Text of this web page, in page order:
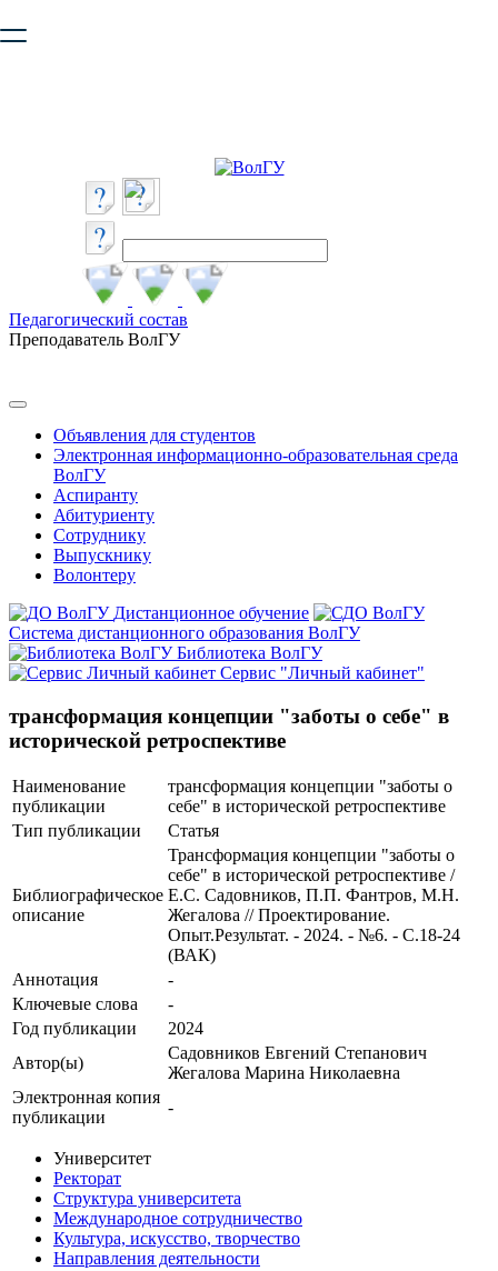
безопасную работу с сайтом. Пожалуйста
Педагогический состав
Преподаватель ВолГУ
Объявления для студентов
Электронная информационно-образовательная среда
ВолГУ
Аспиранту
Абитуриенту
Сотруднику
Выпускнику
Волонтеру
Дистанционное обучение
Система дистанционного образования ВолГУ
Библиотека ВолГУ
Сервис "Личный кабинет"
трансформация концепции "заботы о себе" в
исторической ретроспективе
Наименование
публикации
трансформация концепции "заботы о
себе" в исторической ретроспективе
Тип публикации
Статья
Библиографическое
описание
Трансформация концепции "заботы о
себе" в исторической ретроспективе /
Е.С. Садовников, П.П. Фантров, М.Н.
Жегалова // Проектирование.
Опыт.Результат. - 2024. - №6. - С.18-24
(ВАК)
Аннотация
-
Ключевые cлова
-
Год публикации
2024
Автор(ы)
Садовников Евгений Степанович
Жегалова Марина Николаевна
Электронная копия
публикации
-
Университет
Ректорат
Структура университета
Международное сотрудничество
Культура, искусство, творчество
Направления деятельности